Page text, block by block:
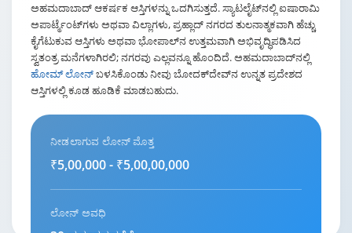
ಅಹಮದಾಬಾದ್ ಆಕರ್ಷಕ ಆಸ್ತಿಗಳನ್ನು ಒದಗಿಸುತ್ತದೆ. ಸ್ಯಾಟಲೈಟ್‌ನಲ್ಲಿ ಐಷಾರಾಮಿ
ಅಪಾರ್ಟ್ಮೆಂಟ್‌ಗಳು ಅಥವಾ ವಿಲ್ಲಾಗಳು, ಪ್ರಹ್ಲಾದ್ ನಗರದ ತುಲನಾತ್ಮಕವಾಗಿ ಹೆಚ್ಚು
ಕೈಗೆಟುಕುವ ಆಸ್ತಿಗಳು ಅಥವಾ ಭೋಪಾಲ್‌ನ ಉತ್ತಮವಾಗಿ ಅಭಿವೃದ್ಧಿಪಡಿಸಿದ
ಸ್ವತಂತ್ರ ಮನೆಗಳಾಗಿರಲಿ; ನಗರವು ಎಲ್ಲವನ್ನೂ ಹೊಂದಿದೆ. ಅಹಮದಾಬಾದ್‌ನಲ್ಲಿ
ಹೋಮ್ ಲೋನ್ಬಳಸಿಕೊಂಡು ನೀವು ಬೋದಕ್‌ದೇವ್‌ನ ಉನ್ನತ ಪ್ರದೇಶದ
ಆಸ್ತಿಗಳಲ್ಲಿ ಕೂಡ ಹೂಡಿಕೆ ಮಾಡಬಹುದು.
ನೀಡಲಾಗುವ ಲೋನ್ ಮೊತ್ತ
₹5,00,000 - ₹5,00,00,000
ಲೋನ್ ಅವಧಿ